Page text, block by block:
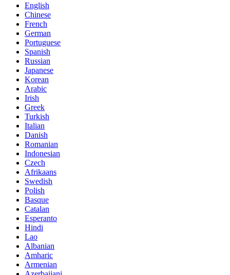
English
Chinese
French
German
Portuguese
Spanish
Russian
Japanese
Korean
Arabic
Irish
Greek
Turkish
Italian
Danish
Romanian
Indonesian
Czech
Afrikaans
Swedish
Polish
Basque
Catalan
Esperanto
Hindi
Lao
Albanian
Amharic
Armenian